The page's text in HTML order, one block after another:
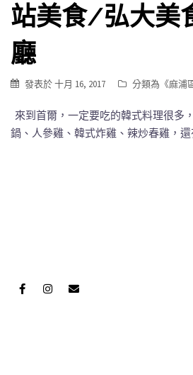
站美食/弘大美
廳
發表於十月 16, 2017 分類為《麻浦
來到首爾，一定要吃的韓式料理很多
鍋、人參雞、韓式炸雞、辣炒春雞，